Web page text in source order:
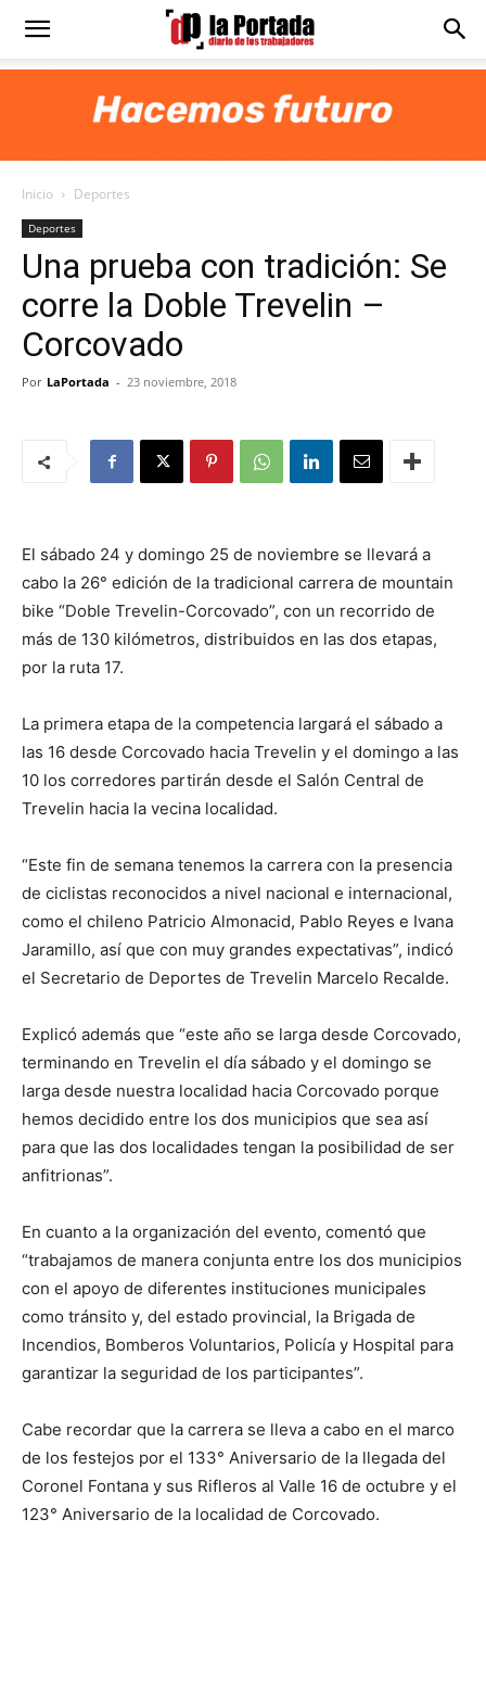
Diario
Portada
Inicio Deportes
Deportes
Una prueba con tradición: Se
corre la Doble Trevelin –
Corcovado
Por LaPortada - 23 noviembre, 2018
El sábado 24 y domingo 25 de noviembre se llevará a
cabo la 26° edición de la tradicional carrera de mountain
bike “Doble Trevelin-Corcovado”, con un recorrido de
más de 130 kilómetros, distribuidos en las dos etapas,
por la ruta 17.
La primera etapa de la competencia largará el sábado a
las 16 desde Corcovado hacia Trevelin y el domingo a las
10 los corredores partirán desde el Salón Central de
Trevelin hacia la vecina localidad.
“Este fin de semana tenemos la carrera con la presencia
de ciclistas reconocidos a nivel nacional e internacional,
como el chileno Patricio Almonacid, Pablo Reyes e Ivana
Jaramillo, así que con muy grandes expectativas”, indicó
el Secretario de Deportes de Trevelin Marcelo Recalde.
Explicó además que “este año se larga desde Corcovado,
terminando en Trevelin el día sábado y el domingo se
larga desde nuestra localidad hacia Corcovado porque
hemos decidido entre los dos municipios que sea así
para que las dos localidades tengan la posibilidad de ser
anfitrionas”.
En cuanto a la organización del evento, comentó que
“trabajamos de manera conjunta entre los dos municipios
con el apoyo de diferentes instituciones municipales
como tránsito y, del estado provincial, la Brigada de
Incendios, Bomberos Voluntarios, Policía y Hospital para
garantizar la seguridad de los participantes”.
Cabe recordar que la carrera se lleva a cabo en el marco
de los festejos por el 133° Aniversario de la llegada del
Coronel Fontana y sus Rifleros al Valle 16 de octubre y el
123° Aniversario de la localidad de Corcovado.